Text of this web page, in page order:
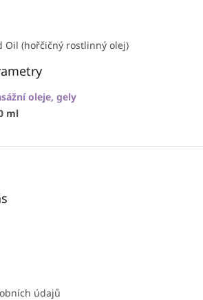
Oil (hořčičný rostlinný olej)
oleje, gely
ml
údajů